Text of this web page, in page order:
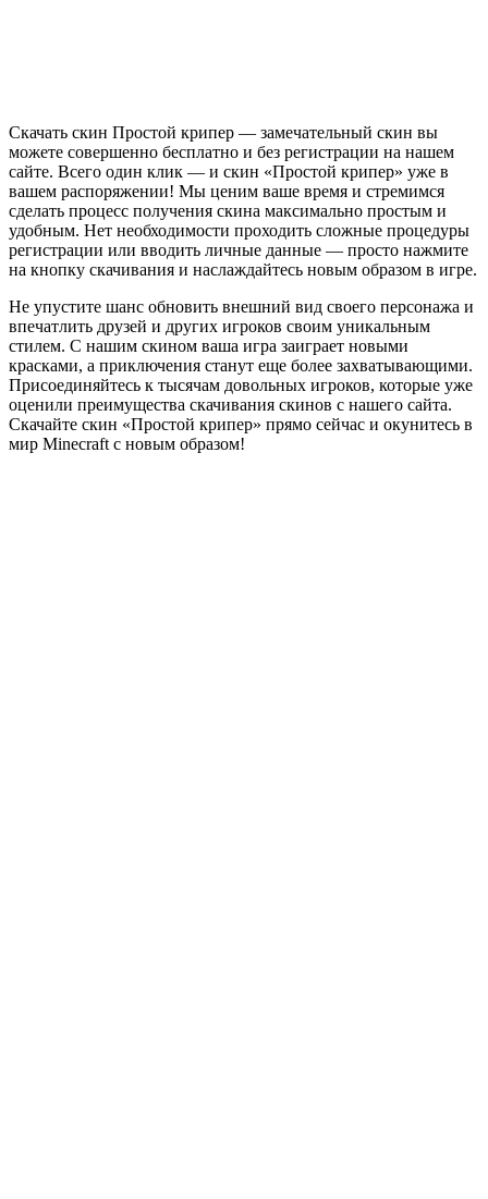
Скачать скин Простой крипер — замечательный скин вы
можете совершенно бесплатно и без регистрации на нашем
сайте. Всего один клик — и скин «Простой крипер» уже в
вашем распоряжении! Мы ценим ваше время и стремимся
сделать процесс получения скина максимально простым и
удобным. Нет необходимости проходить сложные процедуры
регистрации или вводить личные данные — просто нажмите
на кнопку скачивания и наслаждайтесь новым образом в игре.
Не упустите шанс обновить внешний вид своего персонажа и
впечатлить друзей и других игроков своим уникальным
стилем. С нашим скином ваша игра заиграет новыми
красками, а приключения станут еще более захватывающими.
Присоединяйтесь к тысячам довольных игроков, которые уже
оценили преимущества скачивания скинов с нашего сайта.
Скачайте скин «Простой крипер» прямо сейчас и окунитесь в
мир Minecraft с новым образом!